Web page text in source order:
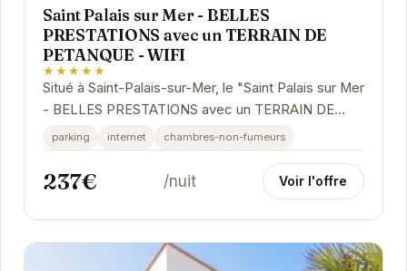
Saint Palais sur Mer - BELLES
PRESTATIONS avec un TERRAIN DE
PETANQUE - WIFI
★★★★★
Situé à Saint-Palais-sur-Mer, le "Saint Palais sur Mer
- BELLES PRESTATIONS avec un TERRAIN DE
PETANQUE - WIFI" propose un hébergement
confortable...
parking internet chambres-non-fumeurs
237€ /nuit Voir l'offre